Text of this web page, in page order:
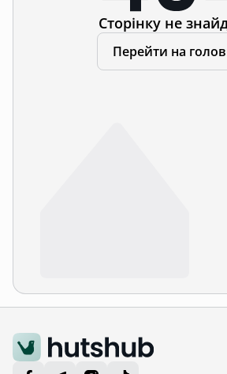
Сторінку не
Перейти на